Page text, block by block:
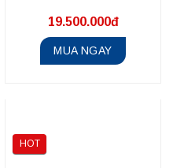
19.500.000đ
MUA NGAY
HOT